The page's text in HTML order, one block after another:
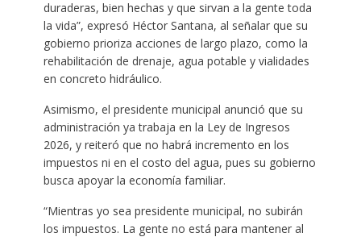
duraderas, bien hechas y que sirvan a la gente toda
la vida”, expresó Héctor Santana, al señalar que su
gobierno prioriza acciones de largo plazo, como la
rehabilitación de drenaje, agua potable y vialidades
en concreto hidráulico.
Asimismo, el presidente municipal anunció que su
administración ya trabaja en la Ley de Ingresos
2026, y reiteró que no habrá incremento en los
impuestos ni en el costo del agua, pues su gobierno
busca apoyar la economía familiar.
“Mientras yo sea presidente municipal, no subirán
los impuestos. La gente no está para mantener al